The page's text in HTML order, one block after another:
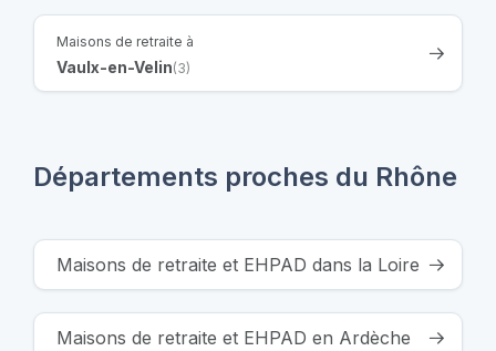
Maisons de retraite à
Vaulx-en-Velin(3)
Départements proches du Rhône
Maisons de retraite et EHPAD dans la Loire
Maisons de retraite et EHPAD en Ardèche